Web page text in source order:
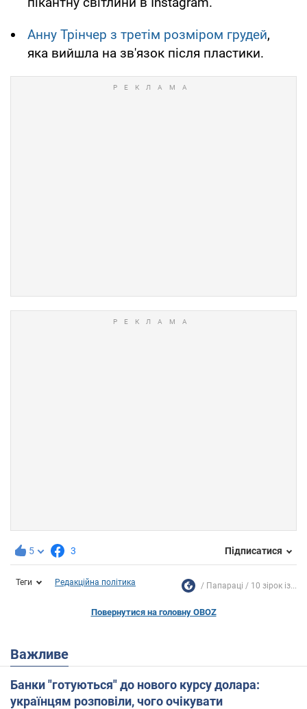
Анну Трінчер з третім розміром грудей,
яка вийшла на зв'язок після пластики.
5 3 Підписатися
Теги Редакційна політика Папараці 10 зірок із...
Повернутися на головну OBOZ
Важливе
Банки "готуються" до нового курсу долара:
українцям розповіли, чого очікувати